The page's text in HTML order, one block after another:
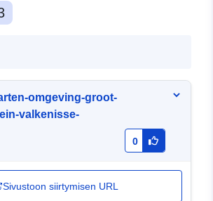
omgeving-groot-
valkenisse-
0
Sivustoon siirtymisen URL